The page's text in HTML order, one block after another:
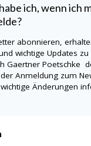
ich, wenn ich
abonnieren,
wichtige Updates zu
Gaertner Poetschke
Anmeldung zum
wichtige Änderungen